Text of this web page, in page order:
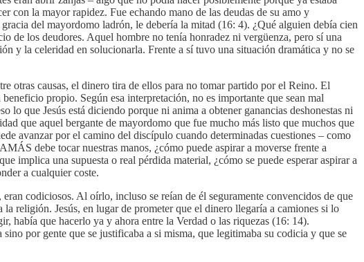
con la mayor rapidez. Fue echando mano de las deudas de su amo y
del mayordomo ladrón, le debería la mitad (16: 4). ¿Qué alguien debía cien
de los deudores. Aquel hombre no tenía honradez ni vergüenza, pero sí una
y la celeridad en solucionarla. Frente a sí tuvo una situación dramática y no se
otras causas, el dinero tira de ellos para no tomar partido por el Reino. El
propio. Según esa interpretación, no es importante que sean mal
lo que Jesús está diciendo porque ni anima a obtener ganancias deshonestas ni
que aquel bergante de mayordomo que fue mucho más listo que muchos que
avanzar por el camino del discípulo cuando determinadas cuestiones – como
debe tocar nuestras manos, ¿cómo puede aspirar a moverse frente a
implica una supuesta o real pérdida material, ¿cómo se puede esperar aspirar a
a cualquier coste.
codiciosos. Al oírlo, incluso se reían de él seguramente convencidos de que
religión. Jesús, en lugar de prometer que el dinero llegaría a camiones si lo
había que hacerlo ya y ahora entre la Verdad o las riquezas (16: 14).
por gente que se justificaba a si misma, que legitimaba su codicia y que se